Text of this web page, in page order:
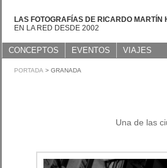
LAS FOTOGRAFÍAS DE RICARDO MARTÍN
EN LA RED DESDE 2002
CONCEPTOS EVENTOS VIAJES
PORTADA > GRANADA
Una de las